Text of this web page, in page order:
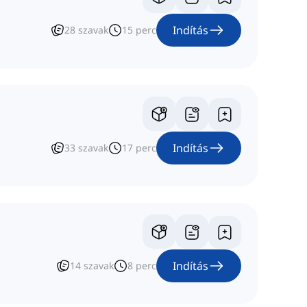
28 szavak 15 perc Indítás
33 szavak 17 perc Indítás
14 szavak 8 perc Indítás